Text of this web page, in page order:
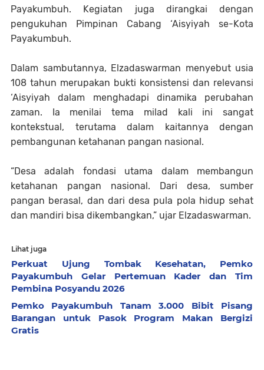
Payakumbuh. Kegiatan juga dirangkai dengan
pengukuhan Pimpinan Cabang ‘Aisyiyah se-Kota
Payakumbuh.
Dalam sambutannya, Elzadaswarman menyebut usia
108 tahun merupakan bukti konsistensi dan relevansi
‘Aisyiyah dalam menghadapi dinamika perubahan
zaman. Ia menilai tema milad kali ini sangat
kontekstual, terutama dalam kaitannya dengan
pembangunan ketahanan pangan nasional.
“Desa adalah fondasi utama dalam membangun
ketahanan pangan nasional. Dari desa, sumber
pangan berasal, dan dari desa pula pola hidup sehat
dan mandiri bisa dikembangkan,” ujar Elzadaswarman.
Lihat juga
Perkuat Ujung Tombak Kesehatan, Pemko
Payakumbuh Gelar Pertemuan Kader dan Tim
Pembina Posyandu 2026
Pemko Payakumbuh Tanam 3.000 Bibit Pisang
Barangan untuk Pasok Program Makan Bergizi
Gratis